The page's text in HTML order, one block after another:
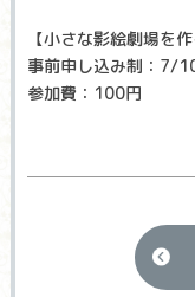
【小さな影絵劇場を作
事前申し込み制：7/
参加費：100円